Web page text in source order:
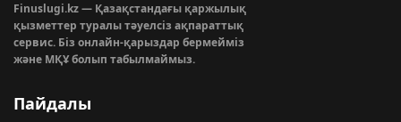
Finuslugi.kz — Қазақстандағы қаржылық
қызметтер туралы тәуелсіз ақпараттық
сервис. Біз онлайн-қарыздар бермейміз
және МҚҰ болып табылмаймыз.
Пайдалы